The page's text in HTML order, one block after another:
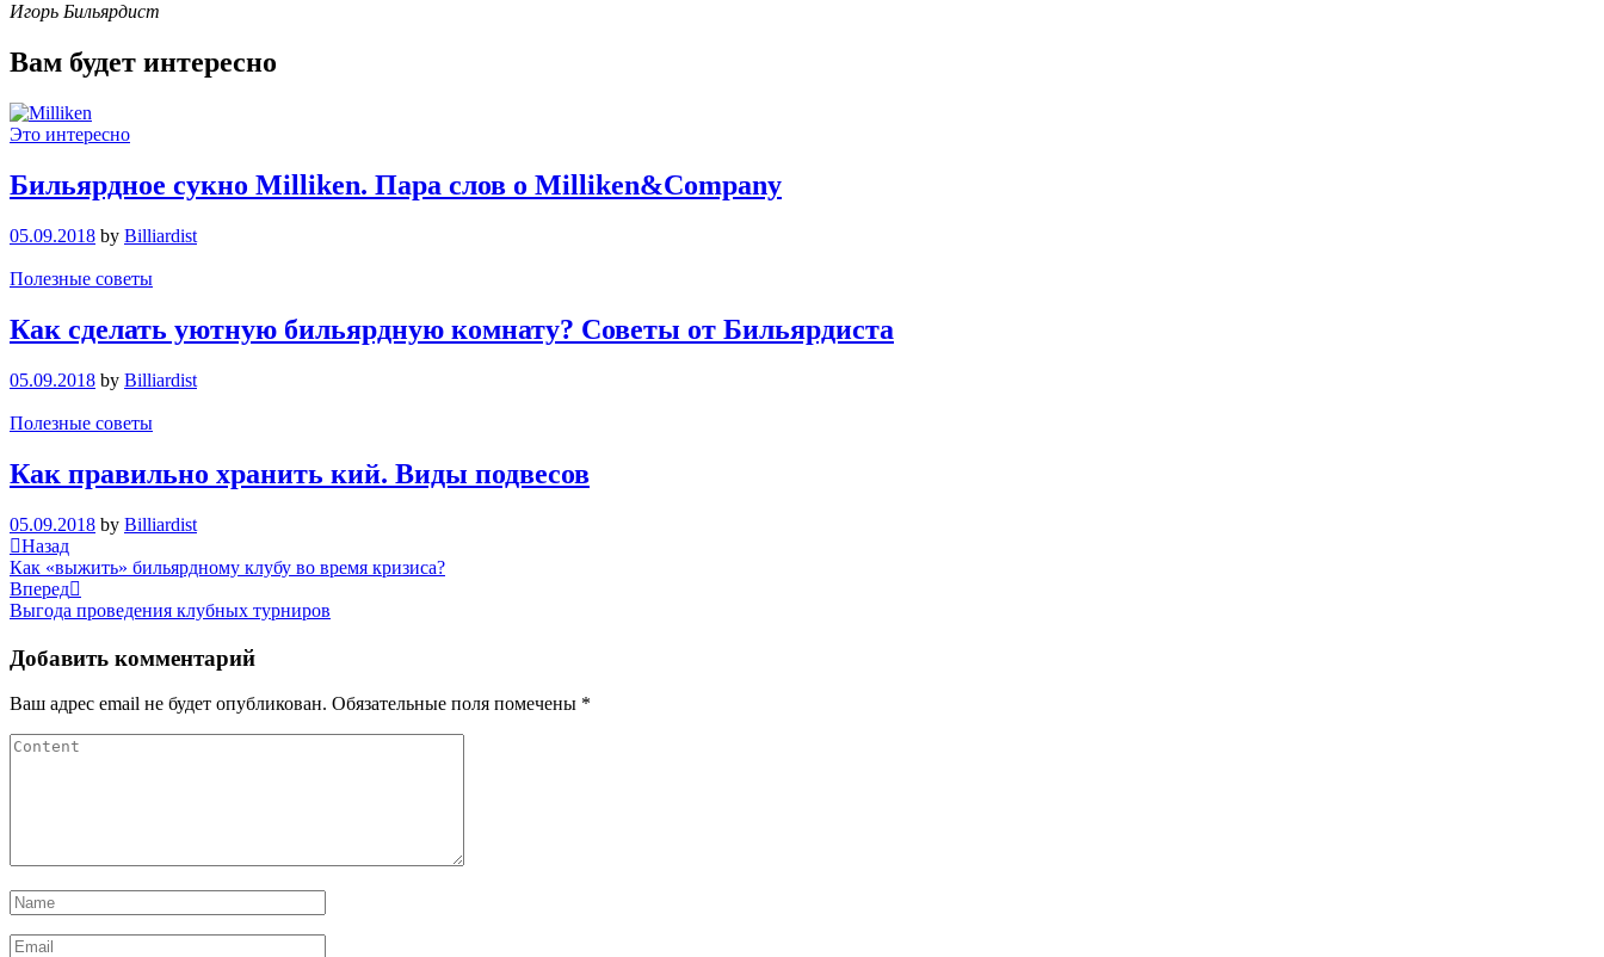
Игорь Бильярдист
Вам будет интересно
Это интересно
Бильярдное сукно Milliken. Пара слов о Milliken&Company
05.09.2018 by Billiardist
Полезные советы
Как сделать уютную бильярдную комнату? Советы от Бильярдиста
05.09.2018 by Billiardist
Полезные советы
Как правильно хранить кий. Виды подвесов
05.09.2018 by Billiardist
Навигация
по
записям
Previous
Post
Назад
Как «выжить» бильярдному клубу во время кризиса?
Next
Post
Вперед
Выгода проведения клубных турниров
Добавить комментарий
Ваш адрес email не будет опубликован. Обязательные поля помечены *